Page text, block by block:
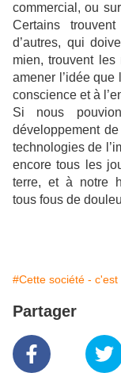
commercial, ou
Certains
d’autres, qui
mien, trouvent les
amener l’idée
conscience et à
Si nous
développement
technologies de
encore tous les
terre, et à notre
tous fous de
#Cette société - c'est
Partager